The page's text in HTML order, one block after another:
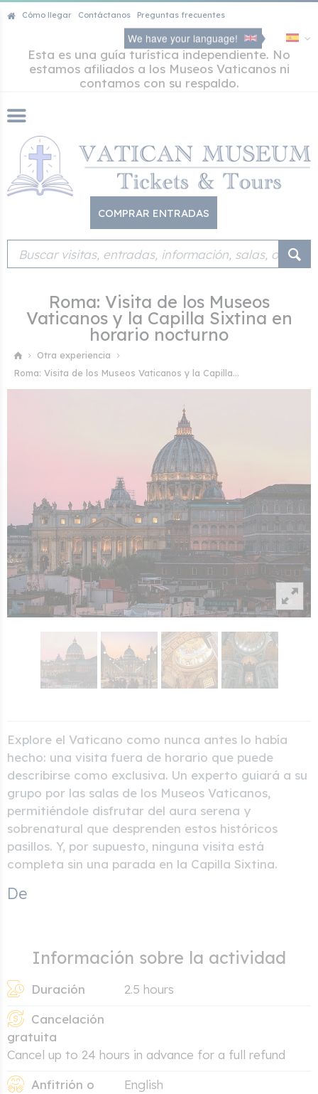
Cómo llegar Contáctanos Preguntas frecuentes
We have your language!
Esta es una guía turística independiente. No
estamos afiliados a los Museos Vaticanos ni
contamos con su respaldo.
COMPRAR ENTRADAS
Roma: Visita de los Museos
Vaticanos y la Capilla Sixtina en
horario nocturno
Otra experiencia
Roma: Visita de los Museos Vaticanos y la Capilla...
Explore el Vaticano como nunca antes lo había
hecho: una visita fuera de horario que puede
describirse como exclusiva. Un experto guiará a su
grupo por las salas de los Museos Vaticanos,
permitiéndole disfrutar del aura serena y
sobrenatural que desprenden estos históricos
pasillos. Y, por supuesto, ninguna visita está
completa sin una parada en la Capilla Sixtina.
De
Información sobre la actividad
Duración
2.5 hours
Cancelación
gratuita
Cancel up to 24 hours in advance for a full refund
Anfitrión o
English